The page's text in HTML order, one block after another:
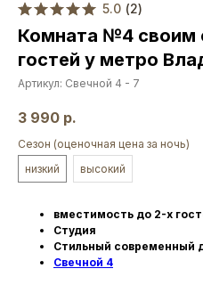
5.0 (2)
Комната №4 своим
гостей у метро
Артикул: Свечной 4 - 7
3 990 р.
Сезон (оценочная цена за ночь)
низкий
высокий
вместимость до 2-х
Студия
Стильный современный
Свечной 4